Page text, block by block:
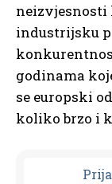
neizvjesnosti
industrijsku
godinama
se europski
koliko brzo i